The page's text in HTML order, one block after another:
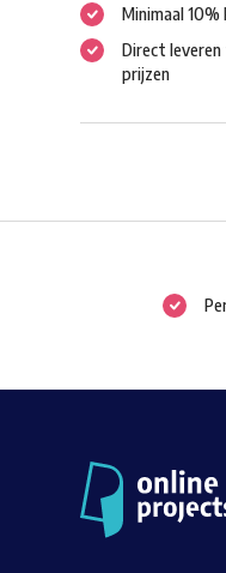
Minimaal
Direct leveren
prijzen